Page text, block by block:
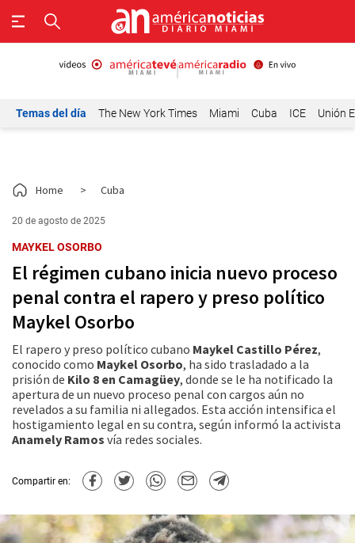
Temas del día The New York Times Miami Cuba ICE Unión
Home > Cuba
20 de agosto de 2025
MAYKEL OSORBO
El régimen cubano inicia nuevo proceso
penal contra el rapero y preso político
Maykel Osorbo
El rapero y preso político cubano Maykel Castillo Pérez,
conocido como Maykel Osorbo, ha sido trasladado a la
prisión de Kilo 8 en Camagüey, donde se le ha notificado la
apertura de un nuevo proceso penal con cargos aún no
revelados a su familia ni allegados. Esta acción intensifica el
hostigamiento legal en su contra, según informó la activista
Anamely Ramos vía redes sociales.
Compartir en: